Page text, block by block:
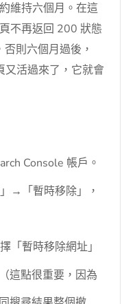
維持六個月。在這
不再返回 200 狀態
則六個月過後，
又活過來了，它就會
Console 帳戶。
→「暫時移除」，
「暫時移除網址」
這點很重要，因為